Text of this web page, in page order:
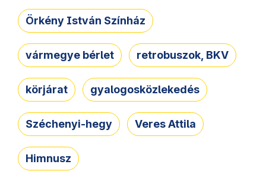
Örkény István Színház
vármegye bérlet retrobuszok, BKV
körjárat gyalogosközlekedés
Széchenyi-hegy Veres Attila
Himnusz